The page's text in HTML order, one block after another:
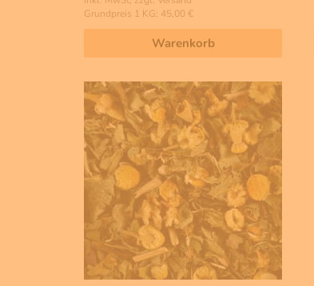
Grundpreis 1 KG: 45,00 €
Warenkorb